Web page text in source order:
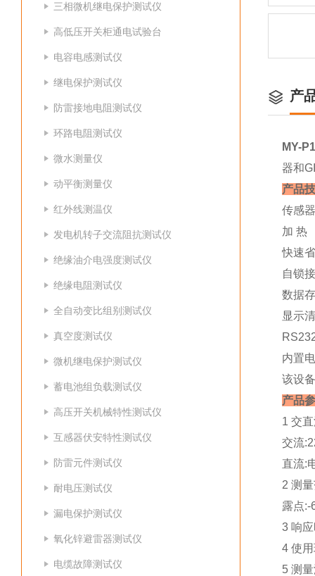
三相微机继电保护测试仪
高低压开关柜通电试验台
电容电感测试仪
继电保护测试仪
防雷接地电阻测试仪
环路电阻测试仪
微水测量仪
动平衡测量仪
红外线测温仪
发电机转子交流阻抗测试仪
绝缘油介电强度测试仪
绝缘电阻测试仪
全自动变比组别测试仪
真空度测试仪
微机继电保护测试仪
蓄电池组负载测试仪
高压开关机械特性测试仪
互感器伏安特性测试仪
防雷元件测试仪
耐电压测试仪
漏电保护测试仪
氧化锌避雷器测试仪
电缆故障测试仪
产
MY-
器和
产品
传感
加 热
快速
自锁
数据
显示
内置
该设
产品
1 交
交流
直流:
2 测
露点
3 响
4 使
5 测